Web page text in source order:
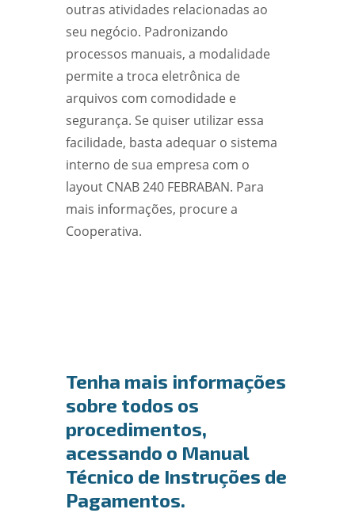
outras atividades relacionadas ao
seu negócio. Padronizando
processos manuais, a modalidade
permite a troca eletrônica de
arquivos com comodidade e
segurança. Se quiser utilizar essa
facilidade, basta adequar o sistema
interno de sua empresa com o
layout CNAB 240 FEBRABAN. Para
mais informações, procure a
Cooperativa.
Tenha mais informações
sobre todos os
procedimentos,
acessando o Manual
Técnico de Instruções de
Pagamentos.